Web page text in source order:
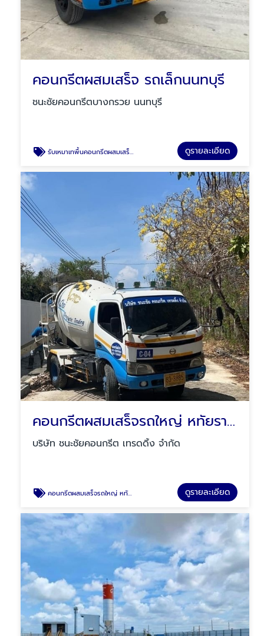
คอนกรีตผสมเสร็จ รถเล็กนนทบุรี
ชนะชัยคอนกรีตบางกรวย นนทบุรี
รับเหมาเทพื้นคอนกรีตผสมเสร็จ รถเล็กนนทบุรี ดูรายละเอียด
คอนกรีตผสมเสร็จรถใหญ่ หทัยราษฎร์
บริษัท ชนะชัยคอนกรีต เทรดดิ้ง จำกัด
คอนกรีตผสมเสร็จรถใหญ่ หทัยราษฎร์ ดูรายละเอียด